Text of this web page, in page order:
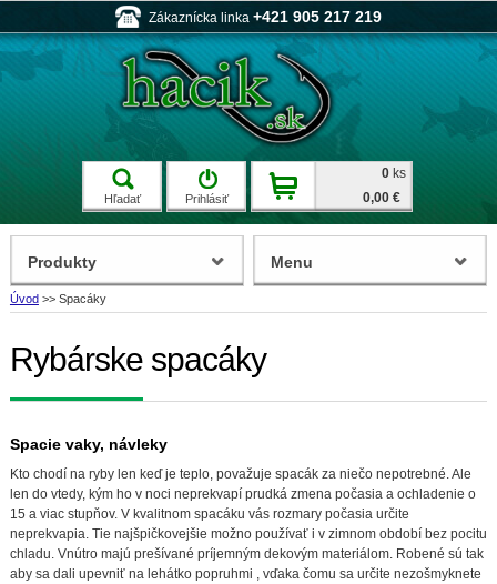
Zákaznícka linka +421 905 217 219
Hľadať Prihlásiť
0 ks
0,00 €
Úvod >> Spacáky
Rybárske spacáky
Spacie vaky, návleky
Kto chodí na ryby len keď je teplo, považuje spacák za niečo nepotrebné. Ale
len do vtedy, kým ho v noci neprekvapí prudká zmena počasia a ochladenie o
15 a viac stupňov. V kvalitnom spacáku vás rozmary počasia určite
neprekvapia. Tie najšpičkovejšie možno používať i v zimnom období bez pocitu
chladu. Vnútro majú prešívané príjemným dekovým materiálom. Robené sú tak
aby sa dali upevniť na lehátko popruhmi , vďaka čomu sa určite nezošmyknete
Produkty Menu